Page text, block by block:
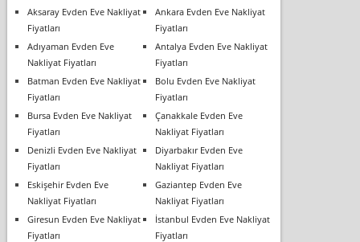
Aksaray Evden Eve Nakliyat
Fiyatları
Ankara Evden Eve Nakliyat
Fiyatları
Adıyaman Evden Eve
Nakliyat Fiyatları
Antalya Evden Eve Nakliyat
Fiyatları
Batman Evden Eve Nakliyat
Fiyatları
Bolu Evden Eve Nakliyat
Fiyatları
Bursa Evden Eve Nakliyat
Fiyatları
Çanakkale Evden Eve
Nakliyat Fiyatları
Denizli Evden Eve Nakliyat
Fiyatları
Diyarbakır Evden Eve
Nakliyat Fiyatları
Eskişehir Evden Eve
Nakliyat Fiyatları
Gaziantep Evden Eve
Nakliyat Fiyatları
Giresun Evden Eve Nakliyat
Fiyatları
İstanbul Evden Eve Nakliyat
Fiyatları